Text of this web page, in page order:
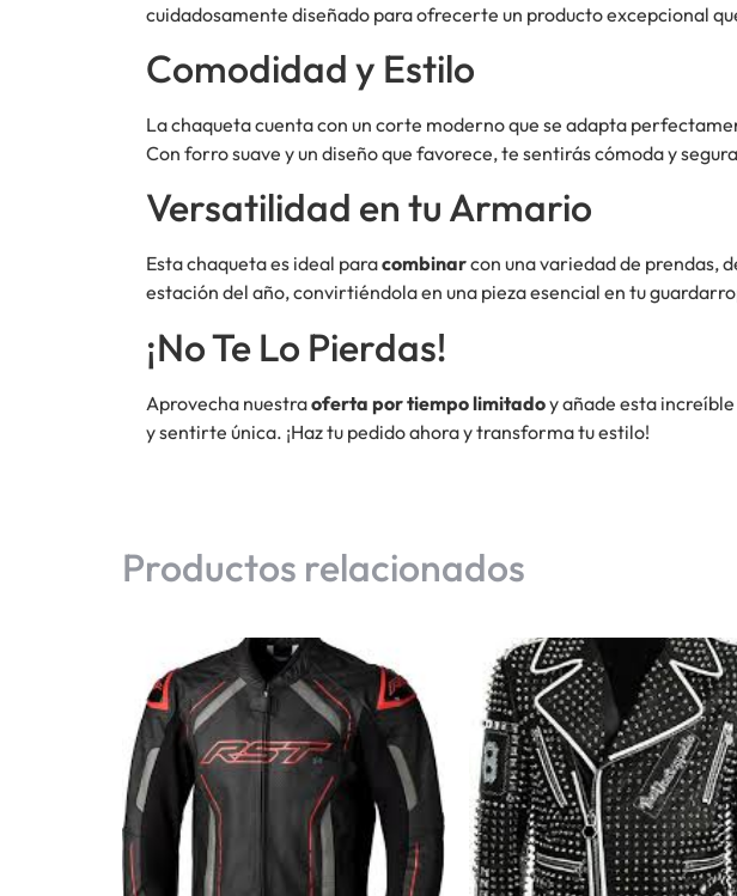
cuidadosamente diseñado para ofrecerte un producto excepcional
Comodidad y Estilo
La chaqueta cuenta con un corte moderno que se adapta
Con forro suave y un diseño que favorece, te sentirás cómoda y
Versatilidad en tu Armario
Esta chaqueta es ideal paracombinarcon una variedad de prendas,
estación del año, convirtiéndola en una pieza esencial en tu
¡No Te Lo Pierdas!
Aprovecha nuestraoferta por tiempo limitadoy añade esta
y sentirte única. ¡Haz tu pedido ahora y transforma tu estilo!
Productos relacionados